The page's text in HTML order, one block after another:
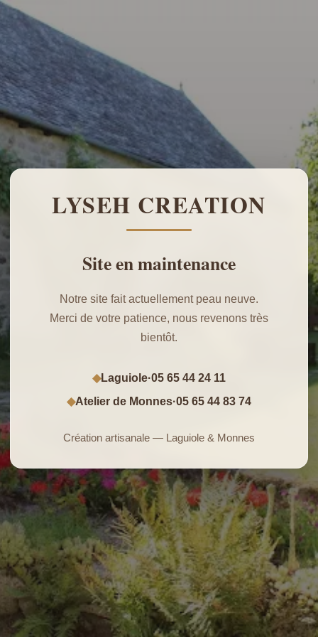
LYSEH CREATION
Site en maintenance
Notre site fait actuellement peau neuve.
Merci de votre patience, nous revenons très
bientôt.
◆Laguiole·05 65 44 24 11
◆Atelier de Monnes·05 65 44 83 74
Création artisanale — Laguiole & Monnes